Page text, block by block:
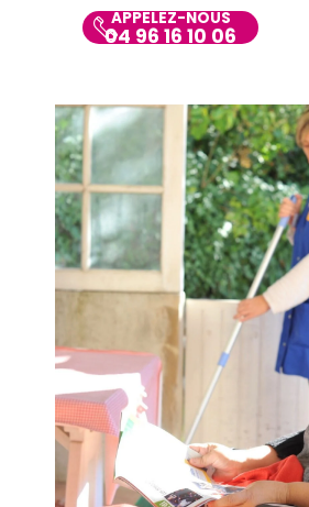
APPELEZ-NOUS
04 96 16 10 06